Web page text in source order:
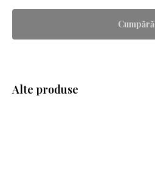
Cumpără
Alte produse